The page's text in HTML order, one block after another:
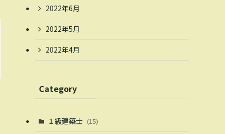
2022年6月
2022年5月
2022年4月
Category
１級建築士 (15)